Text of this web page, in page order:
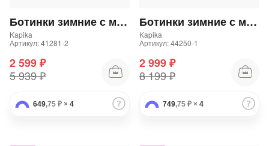
Ботинки зимние с мембраной для мальчика
Kapika
Артикул: 41281-2
2 599 ₽
5 939 ₽
649,75 ₽ × 4
Ботинки зимние с мембраной для мальчика
Kapika
Артикул: 44250-1
2 999 ₽
8 199 ₽
749,75 ₽ × 4